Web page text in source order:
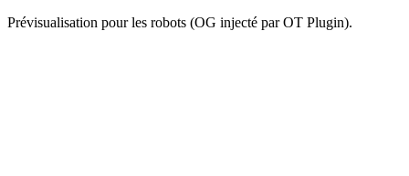
Prévisualisation pour les robots (OG injecté par OT Plugin).